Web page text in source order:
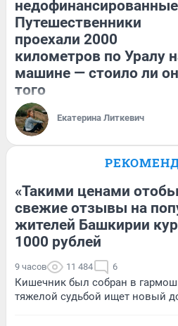
Путешественники
проехали 2000
километров по Уралу
машине — стоило ли
того
Екатерина Литкевич
«Такими ценами
свежие отзывы на
жителей Башкирии
1000 рублей
9 часов 11 484 6
Кишечник был собран в
тяжелой судьбой ищет новый